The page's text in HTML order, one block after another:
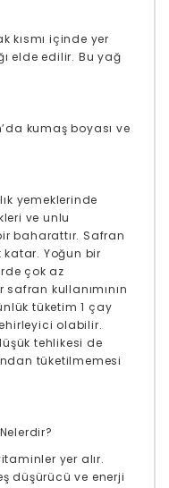
kısmı içinde yer
elde edilir. Bu yağ
kumaş boyası ve
yemeklerinde
ve unlu
baharattır. Safran
katar. Yoğun bir
çok az
kullanımının
tüketim 1 çay
olabilir.
tehlikesi de
tüketilmemesi
yer alır.
düşürücü ve enerji